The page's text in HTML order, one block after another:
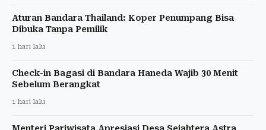
Aturan Bandara Thailand: Koper Penumpang Bisa
Dibuka Tanpa Pemilik
1 hari lalu
Check-in Bagasi di Bandara Haneda Wajib 30 Menit
Sebelum Berangkat
1 hari lalu
Menteri Pariwisata Apresiasi Desa Sejahtera Astra